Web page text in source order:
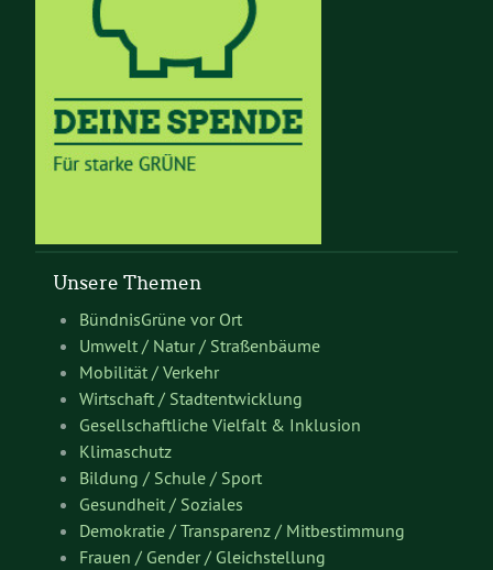
Unsere Themen
BündnisGrüne vor Ort
Umwelt / Natur / Straßenbäume
Mobilität / Verkehr
Wirtschaft / Stadtentwicklung
Gesellschaftliche Vielfalt & Inklusion
Klimaschutz
Bildung / Schule / Sport
Gesundheit / Soziales
Demokratie / Transparenz / Mitbestimmung
Frauen / Gender / Gleichstellung